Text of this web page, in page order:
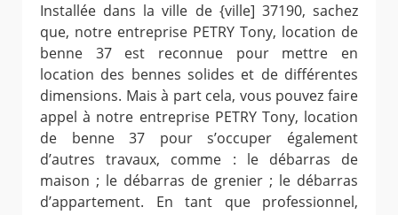
Installée dans la ville de {ville] 37190, sachez
que, notre entreprise PETRY Tony, location de
benne 37 est reconnue pour mettre en
location des bennes solides et de différentes
dimensions. Mais à part cela, vous pouvez faire
appel à notre entreprise PETRY Tony, location
de benne 37 pour s’occuper également
d’autres travaux, comme : le débarras de
maison ; le débarras de grenier ; le débarras
d’appartement. En tant que professionnel,